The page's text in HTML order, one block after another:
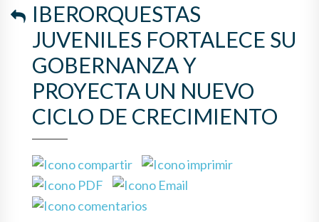
IBERORQUESTAS
JUVENILES FORTALECE SU
GOBERNANZA Y
PROYECTA UN NUEVO
CICLO DE CRECIMIENTO